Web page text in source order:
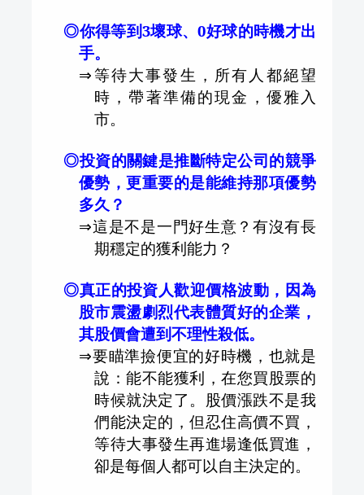
◎你得等到3壞球、0好球的時機才出
手。
⇒等待大事發生，所有人都絕望
時，帶著準備的現金，優雅入
市。
◎投資的關鍵是推斷特定公司的競爭
優勢，更重要的是能維持那項優勢
多久？
⇒這是不是一門好生意？有沒有長
期穩定的獲利能力？
◎真正的投資人歡迎價格波動，因為
股市震盪劇烈代表體質好的企業，
其股價會遭到不理性殺低。
⇒要瞄準撿便宜的好時機，也就是
說：能不能獲利，在您買股票的
時候就決定了。股價漲跌不是我
們能決定的，但忍住高價不買，
等待大事發生再進場逢低買進，
卻是每個人都可以自主決定的。